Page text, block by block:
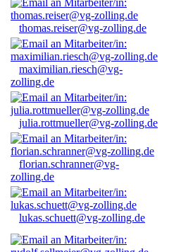
thomas.reiser@vg-zolling.de
maximilian.riesch@vg-
zolling.de
julia.rottmueller@vg-zolling.de
florian.schranner@vg-
zolling.de
lukas.schuett@vg-zolling.de